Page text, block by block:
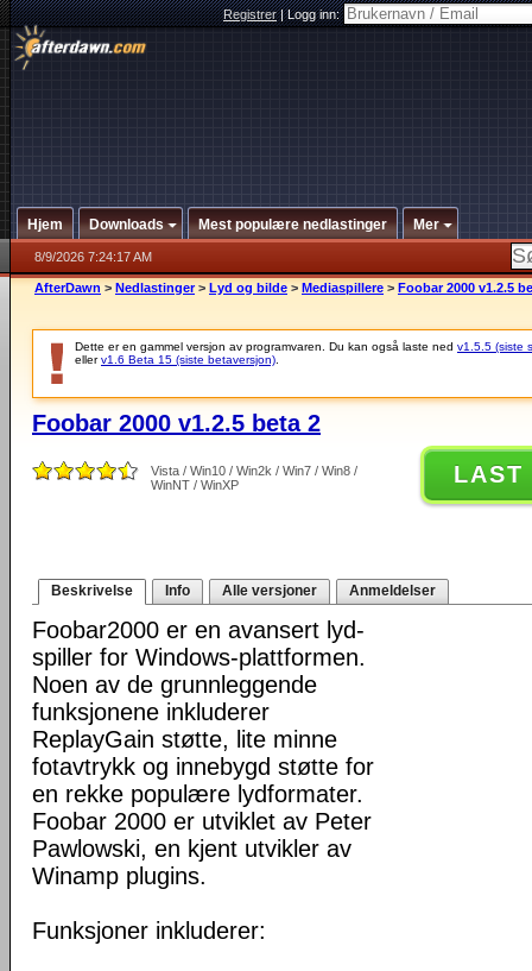
Registrer|Logg inn:
Hjem Downloads Mest populære nedlastinger Mer
8/9/2026 7:24:17 AM
AfterDawn > Nedlastinger > Lyd og bilde > Mediaspillere > Foobar 2000 v1.2.5
Dette er en gammel versjon av programvaren. Du kan også laste ned v1.5.5 (siste
ellerv1.6 Beta 15 (siste betaversjon)
Foobar 2000 v1.2.5 beta 2
Vista / Win10 / Win2k / Win7 / Win8 /
WinNT / WinXP
LAST
Beskrivelse Info Alle versjoner Anmeldelser
Foobar2000 er en avansert lyd-
spiller for Windows-plattformen.
Noen av de grunnleggende
funksjonene inkluderer
ReplayGain støtte, lite minne
fotavtrykk og innebygd støtte for
en rekke populære lydformater.
Foobar 2000 er utviklet av Peter
Pawlowski, en kjent utvikler av
Winamp plugins.
Funksjoner inkluderer: